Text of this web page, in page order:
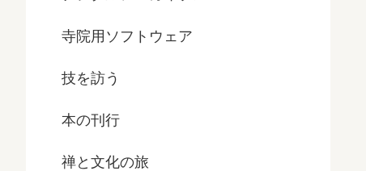
寺院用ソフトウェア
技を訪う
本の刊行
禅と文化の旅